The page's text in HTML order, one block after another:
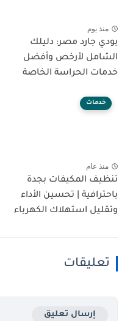
منذ يوم
بودي جارد مصر: دليلك
الشامل لأرخص وأفضل
خدمات الحراسة الخاصة
خدمات
منذ عام
تنظيف المكيفات بجدة
باحترافية | تحسين الأداء
وتقليل استهلاك الكهرباء
تعليقات
إرسال تعليق